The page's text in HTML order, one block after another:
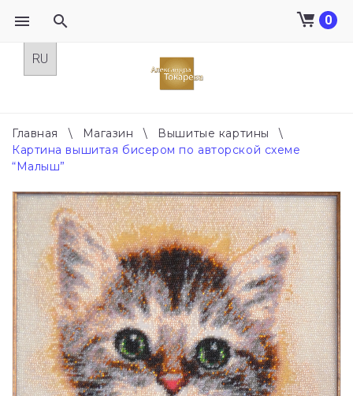
0
Главная \ Магазин \ Вышитые картины
\
Картина вышитая бисером по авторской схеме
“Малыш”